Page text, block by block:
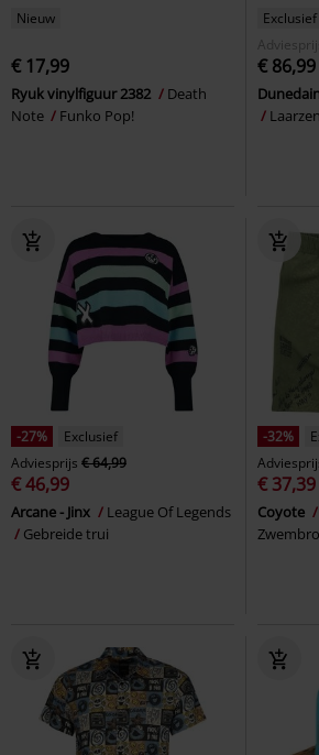
Nieuw
€ 17,99
Ryuk vinylfiguur 2382
Death
Note
Funko Pop!
Exclusief
Adviesprijs
€ 86,99
Laarzen
-27%
Exclusief
Adviesprijs € 64,99
€ 46,99
Arcane - Jinx
League Of Legends
Gebreide trui
-32%
€ 37,39
Coyote